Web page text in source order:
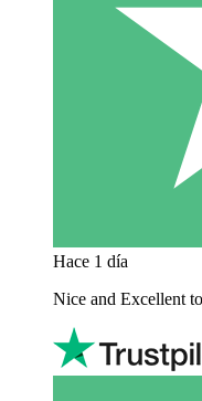
Hace 1 día
Nice and Excellent